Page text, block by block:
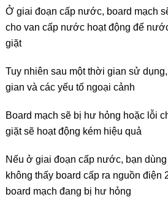
Ở giai đoạn cấp nước, board mạch
cho van cấp nước hoạt động để
giặt
Tuy nhiên sau một thời gian sử
gian và các yếu tố ngoại cảnh
Board mạch sẽ bị hư hỏng hoặc lỗi
giặt sẽ hoạt động kém hiệu quả
Nếu ở giai đoạn cấp nước, bạn
không thấy board cấp ra nguồn điện
board mạch đang bị hư hỏng